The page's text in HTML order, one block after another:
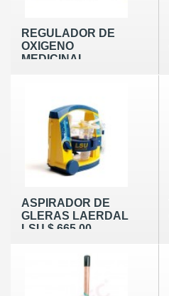
REGULADOR DE
OXIGENO
MEDICINAL
ASPIRADOR DE
GLERAS LAERDAL
LSU $ 665.00